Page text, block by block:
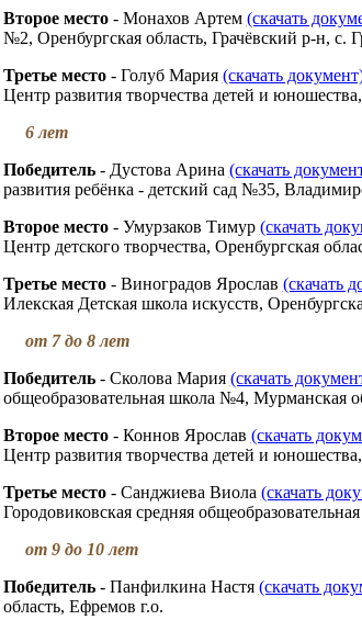
Второе место - Монахов Артем (скачать
№2, Оренбургская область, Грачёвский р-н, с.
Третье место - Голуб Мария (скачать
Центр развития творчества детей и
6 лет
Победитель - Дустова Арина (скачать
развития ребёнка - детский сад №35,
Второе место - Умурзаков Тимур (скачать
Центр детского творчества, Оренбургская
Третье место - Виноградов Ярослав (скачать
Илекская Детская школа искусств,
от 7 до 8 лет
Победитель - Сколова Мария (скачать
общеобразовательная школа №4, Мурманская
Второе место - Коннов Ярослав (скачать
Центр развития творчества детей и
Третье место - Санджиева Виола (скачать
Городовиковская средняя
от 9 до 10 лет
Победитель - Панфилкина Настя (скачать
область, Ефремов г.о.